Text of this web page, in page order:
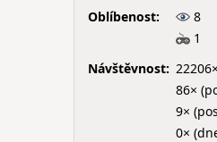
Oblíbenost:
8
1
Návštěvnost:
86×
9×
0×